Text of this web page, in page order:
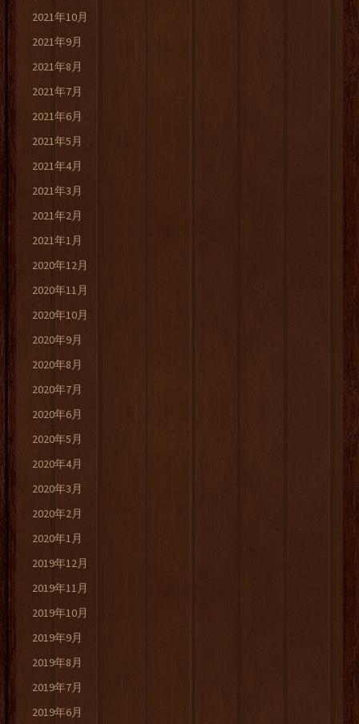
2021年10月
2021年9月
2021年8月
2021年7月
2021年6月
2021年5月
2021年4月
2021年3月
2021年2月
2021年1月
2020年12月
2020年11月
2020年10月
2020年9月
2020年8月
2020年7月
2020年6月
2020年5月
2020年4月
2020年3月
2020年2月
2020年1月
2019年12月
2019年11月
2019年10月
2019年9月
2019年8月
2019年7月
2019年6月